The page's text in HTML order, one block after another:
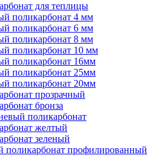
для теплицы
поликарбонат 4 мм
поликарбонат 6 мм
поликарбонат 8 мм
поликарбонат 10 мм
поликарбонат 16мм
поликарбонат 25мм
поликарбонат 20мм
прозрачный
бронза
поликарбонат
желтый
зеленый
профилированный